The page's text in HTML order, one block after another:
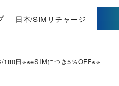
日本/SIMリチャージ
180日※※eSIMにつき5％OFF※※